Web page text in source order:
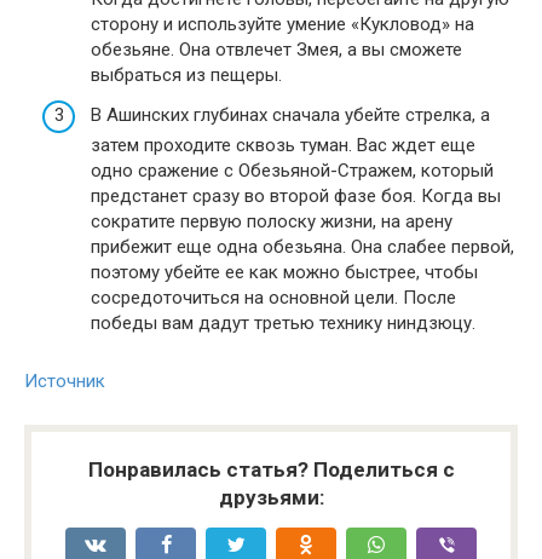
сторону и используйте умение «Кукловод» на
обезьяне. Она отвлечет Змея, а вы сможете
выбраться из пещеры.
В Ашинских глубинах сначала убейте стрелка, а
затем проходите сквозь туман. Вас ждет еще
одно сражение с Обезьяной-Стражем, который
предстанет сразу во второй фазе боя. Когда вы
сократите первую полоску жизни, на арену
прибежит еще одна обезьяна. Она слабее первой,
поэтому убейте ее как можно быстрее, чтобы
сосредоточиться на основной цели. После
победы вам дадут третью технику ниндзюцу.
Источник
Понравилась статья? Поделиться с
друзьями: